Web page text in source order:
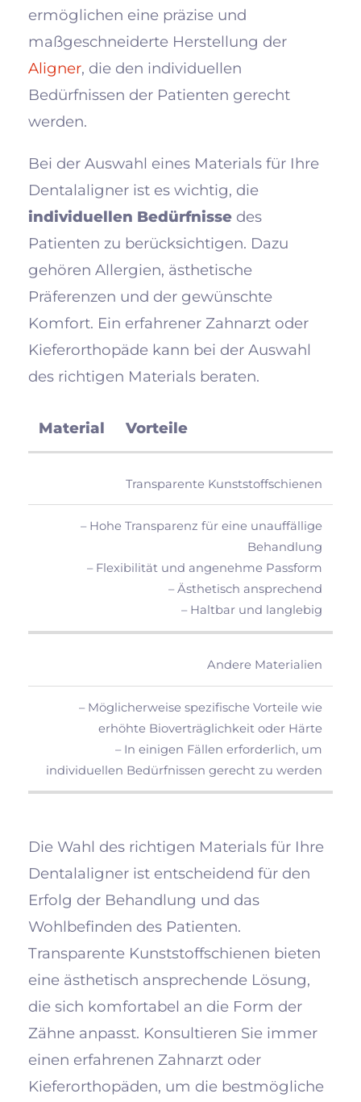
ermöglichen eine präzise und
maßgeschneiderte Herstellung der
Aligner, die den individuellen
Bedürfnissen der Patienten gerecht
werden.
Bei der Auswahl eines Materials für Ihre
Dentalaligner ist es wichtig, die
individuellen Bedürfnisse des
Patienten zu berücksichtigen. Dazu
gehören Allergien, ästhetische
Präferenzen und der gewünschte
Komfort. Ein erfahrener Zahnarzt oder
Kieferorthopäde kann bei der Auswahl
des richtigen Materials beraten.
Material Vorteile
Transparente Kunststoffschienen
– Hohe Transparenz für eine unauffällige
Behandlung
– Flexibilität und angenehme Passform
– Ästhetisch ansprechend
– Haltbar und langlebig
Andere Materialien
– Möglicherweise spezifische Vorteile wie
erhöhte Bioverträglichkeit oder Härte
– In einigen Fällen erforderlich, um
individuellen Bedürfnissen gerecht zu werden
Die Wahl des richtigen Materials für Ihre
Dentalaligner ist entscheidend für den
Erfolg der Behandlung und das
Wohlbefinden des Patienten.
Transparente Kunststoffschienen bieten
eine ästhetisch ansprechende Lösung,
die sich komfortabel an die Form der
Zähne anpasst. Konsultieren Sie immer
einen erfahrenen Zahnarzt oder
Kieferorthopäden, um die bestmögliche